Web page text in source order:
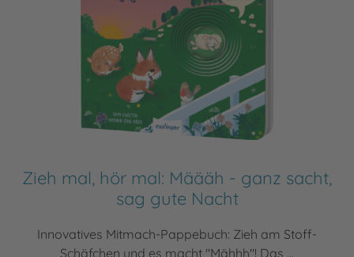
Zieh mal, hör mal: Määäh - ganz sacht,
sag gute Nacht
Innovatives Mitmach-Pappebuch: Zieh am Stoff-
Schäfchen und es macht "Mähhh"! Das ...